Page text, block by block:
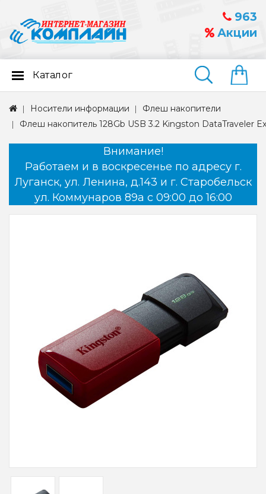
963
Акции
Найти
Каталог
Носители информации
Флеш накопители
Флеш накопитель 128Gb USB 3.2 Kingston DataTraveler
Внимание!
Работаем и в воскресенье по адресу г.
Луганск, ул. Ленина, д.143 и г. Старобельск
ул. Коммунаров 89а с 09:00 до 16:00